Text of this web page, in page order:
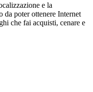
e la
da poter ottenere Internet
che fai acquisti, cenare e